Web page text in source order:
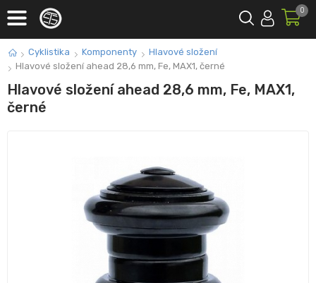
0
Cyklistika Komponenty
Hlavové složení
Hlavové složení ahead 28,6 mm, Fe, MAX1, černé
Hlavové složení ahead 28,6 mm, Fe, MAX1,
černé